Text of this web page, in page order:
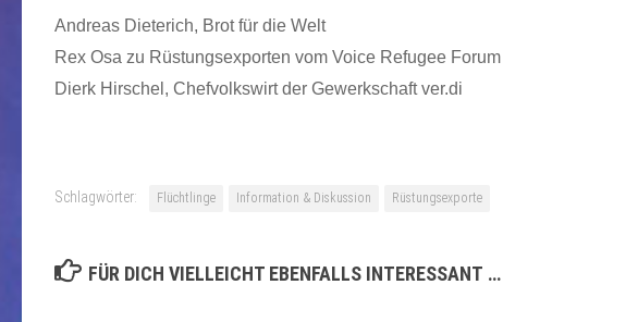
Andreas Dieterich, Brot für die Welt
Rex Osa zu Rüstungsexporten vom Voice Refugee Forum
Dierk Hirschel, Chefvolkswirt der Gewerkschaft ver.di
Schlagwörter: Flüchtlinge Information & Diskussion Rüstungsexporte
FÜR DICH VIELLEICHT EBENFALLS INTERESSANT …